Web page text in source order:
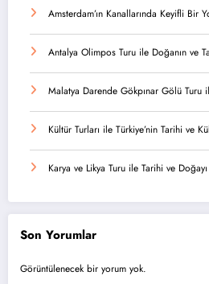
Amsterdam’ın Kanallarında Keyifli Bir
Antalya Olimpos Turu ile Doğanın ve
Malatya Darende Gökpınar Gölü Turu
Kültür Turları ile Türkiye’nin Tarihi ve
Karya ve Likya Turu ile Tarihi ve
Son Yorumlar
Görüntülenecek bir yorum yok.